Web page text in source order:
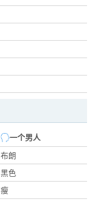
一个男人
布朗
黑色
瘦